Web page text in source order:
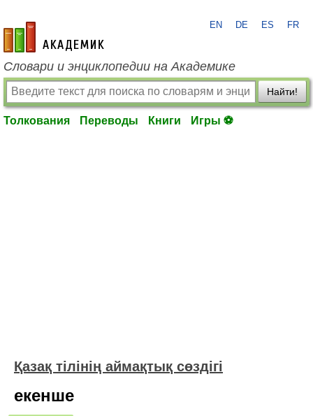
academic.ru
EN DE ES FR
Словари и энциклопедии на Академике
Найти!
Толкования Переводы Книги Игры ⚽
Қазақ тілінің аймақтық сөздігі
екенше